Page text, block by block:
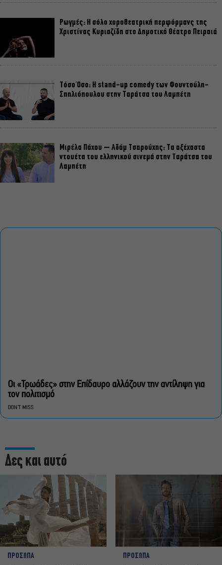
Ρωγμές: Η σόλο χοροθεατρική περφόρμανς της
Χριστίνας Κυριαζίδη στο Δημοτικό Θέατρο Πειραιά
Τόσο Όσο: Η stand-up comedy των Φουντούλη-
Σπηλιόπουλου στην Ταράτσα του Λαμπέτη
Μιρέλα Πάχου – Αδάμ Τσαρούχης: Τα αξέχαστα
ντουέτα του ελληνικού σινεμά στην Ταράτσα του
Λαμπέτη
Οι «Τρωάδες» στην Επίδαυρο αλλάζουν την αντίληψη για
τον πολιτισμό
DON'T MISS
Δες και αυτό
ΠΡΟΣΩΠΑ ΠΡΟΣΩΠΑ